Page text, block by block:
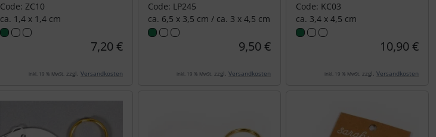
Code: ZC10
ca. 1,4 x 1,4 cm
7,20 €
inkl. 19 % MwSt. zzgl. Versandkosten
Code: LP245
ca. 6,5 x 3,5 cm / ca. 3 x 4,5 cm
9,50 €
inkl. 19 % MwSt. zzgl. Versandkosten
Code: KC03
ca. 3,4 x 4,5 cm
10,90 €
inkl. 19 % MwSt. zzgl. Versandkosten